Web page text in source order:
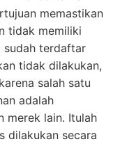
memastikan
tidak memiliki
sudah terdaftar
tidak dilakukan,
salah satu
adalah
merek lain. Itulah
dilakukan secara